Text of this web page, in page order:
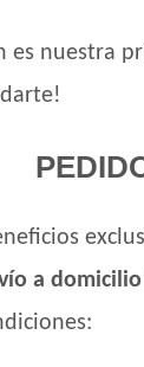
es nuestra
a domicilio